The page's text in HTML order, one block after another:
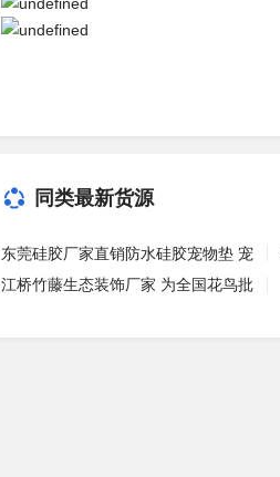
同类最新货源
东莞硅胶厂家直销防水硅胶宠物垫 宠
江桥竹藤生态装饰厂家 为全国花鸟批